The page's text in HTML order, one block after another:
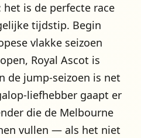
is de perfecte race
tijdstip. Begin
vlakke seizoen
Royal Ascot is
de jump-seizoen is net
liefhebber gaapt er
die de Melbourne
vullen — als het niet